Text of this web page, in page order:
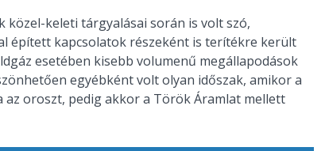
közel-keleti tárgyalásai során is volt szó,
épített kapcsolatok részeként is terítékre került
esetében kisebb volumenű megállapodások
egyébként volt olyan időszak, amikor a
oroszt, pedig akkor a Török Áramlat mellett